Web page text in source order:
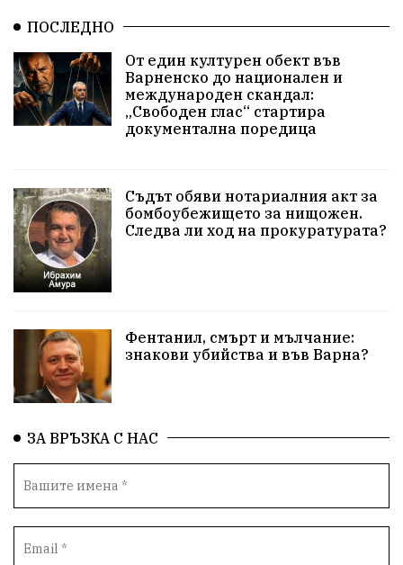
едрогабаритни отпадъци
Културни и спортни събития Аспарухово
Безводие пожари Тенис Вълчи дол
Училища Лична инициатива Величие
Приют за кучета Култура и образование
Музика Камчия
Незаконно строителство
Да защитим кмета на Варна
Плуване Образователен форум
„Възраждане“
ПОСЛЕДНО
От един културен обект във
Варненско до национален и
международен скандал:
„Свободен глас“ стартира
документална поредица
Съдът обяви нотариалния акт за
бомбоубежището за нищожен.
Следва ли ход на прокуратурата?
Фентанил, смърт и мълчание:
знакови убийства и във Варна?
ЗА ВРЪЗКА С НАС